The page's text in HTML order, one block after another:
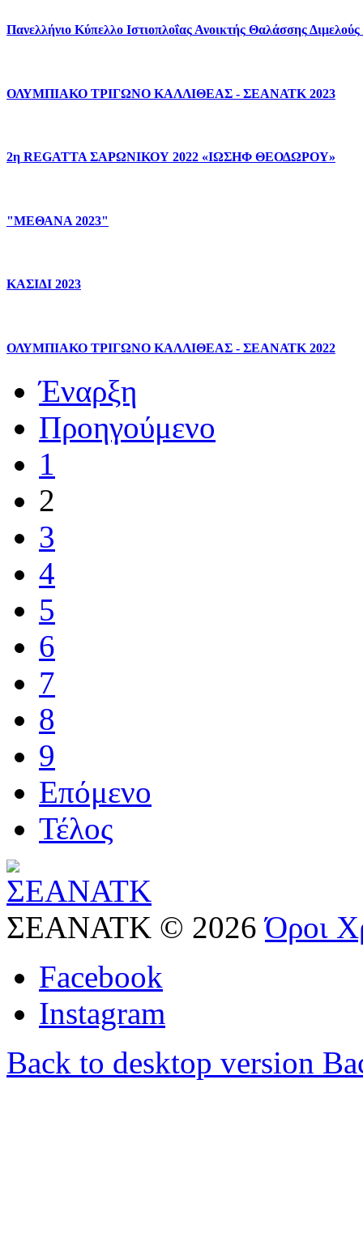
Πανελλήνιο Κύπελλο Ιστιοπλοΐας Ανοικτής ΘαλάσσηςΔιμελούς
ΟΛΥΜΠΙΑΚΟ ΤΡΙΓΩΝΟ ΚΑΛΛΙΘΕΑΣ - ΣΕΑΝΑΤΚ 2023
2η REGATTA ΣΑΡΩΝΙΚΟΥ 2022 «ΙΩΣΗΦ ΘΕΟΔΩΡΟΥ»
"ΜΕΘΑΝΑ 2023"
ΚΑΣΙΔΙ 2023
ΟΛΥΜΠΙΑΚΟ ΤΡΙΓΩΝΟ ΚΑΛΛΙΘΕΑΣ - ΣΕΑΝΑΤΚ 2022
Έναρξη
Προηγούμενο
1
2
3
4
5
6
7
8
9
Επόμενο
Τέλος
ΣΕΑΝΑΤΚ © 2026 Όροι
Facebook
Instagram
Back to desktop version